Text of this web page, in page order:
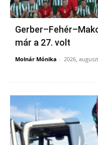
már a 27. volt
Molnár Mónika - 2026,